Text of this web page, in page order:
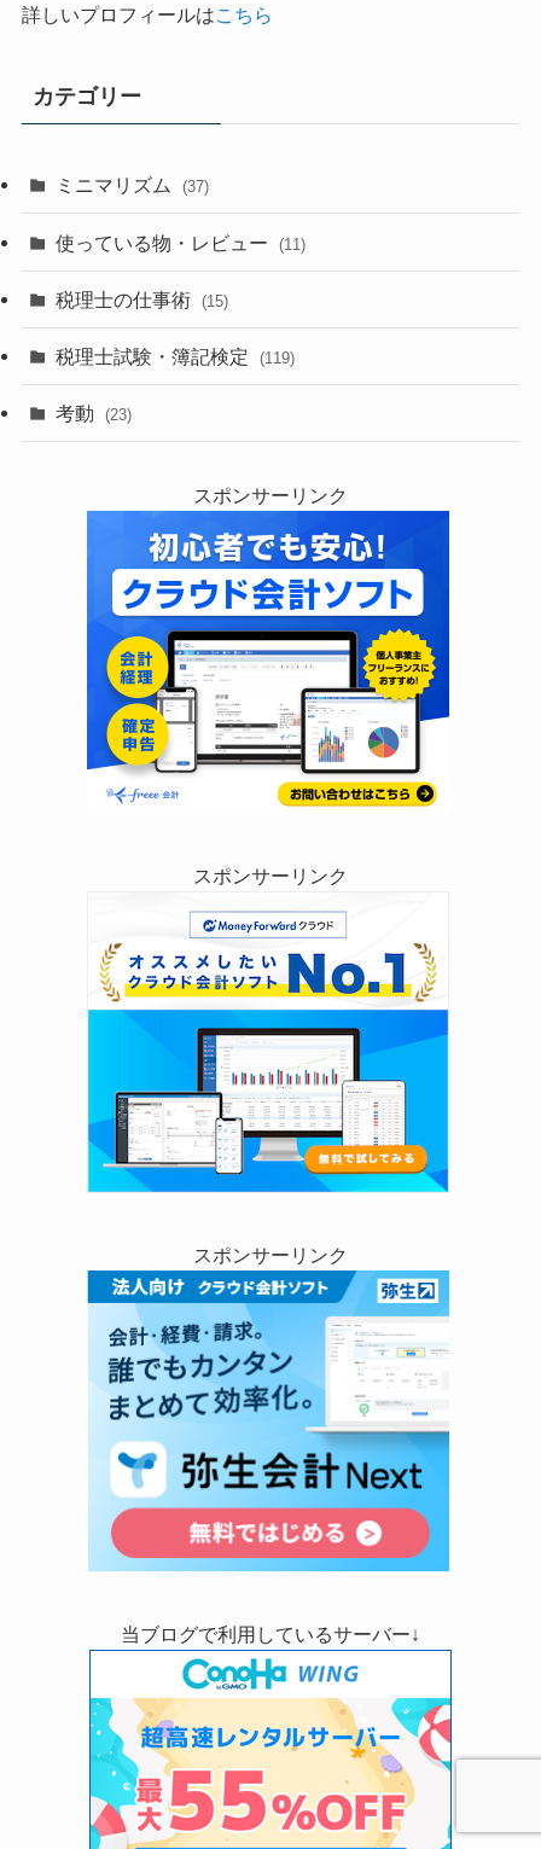
詳しいプロフィールはこちら
カテゴリー
ミニマリズム (37)
使っている物・レビュー (11)
税理士の仕事術 (15)
税理士試験・簿記検定 (119)
考動 (23)
スポンサーリンク
スポンサーリンク
スポンサーリンク
当ブログで利用しているサーバー↓